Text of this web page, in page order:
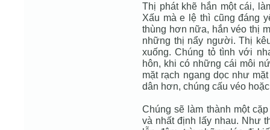
Thị phát khẽ hắn một cái,
Xấu mà e lệ thì cũng đáng
thùng hơn nữa, hắn véo thị
những thị nẩy người. Thị
xuống. Chúng tỏ tình với
hôn, khi có những cái môi
mặt rạch ngang dọc như
dân hơn, chúng cấu véo
Chúng sẽ làm thành một
và nhất định lấy nhau. Như